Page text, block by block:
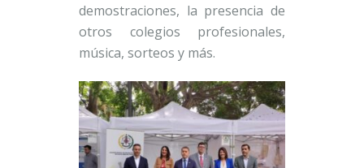
demostraciones, la presencia de
otros colegios profesionales,
música, sorteos y más.